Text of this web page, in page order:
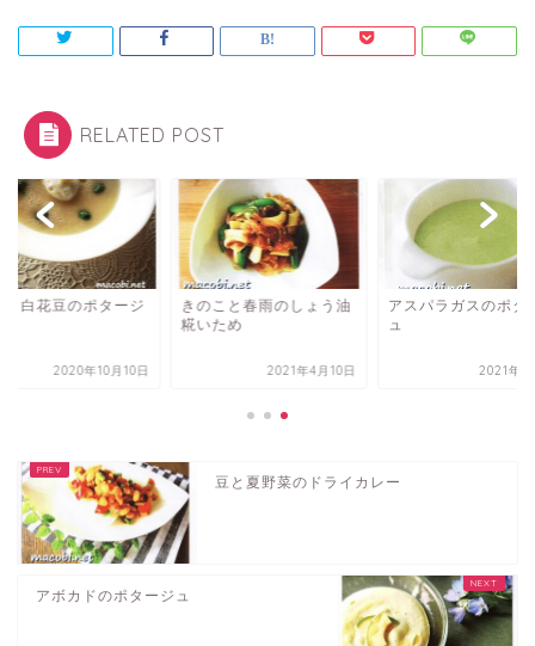
RELATED POST
と白花豆のポタージ
2020年10月10日
きのこと春雨のしょう油
糀いため
2021年4月10日
アスパラガスのポタ
ュ
2021年4
豆と夏野菜のドライカレー
アボカドのポタージュ